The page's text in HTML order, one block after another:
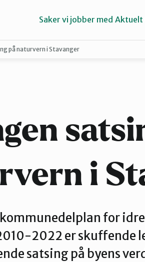
Saker vi jobber med Aktuelt
på naturvern i Stavanger
i
for
2022 er skuffende
satsing på byens